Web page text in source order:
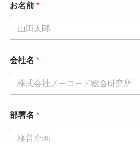
お名前 *
*
*
会社名 *
部署名 *